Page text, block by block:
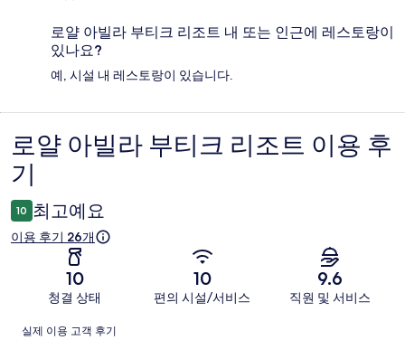
로얄 아빌라 부티크 리조트 내 또는 인근에 레스토랑이
있나요?
예, 시설 내 레스토랑이 있습니다.
이
용
후
기
로얄 아빌라 부티크 리조트 이용 후
기
10 최고예요
이용 후기 26개
10
청결 상태
10
편의 시설/서비스
9.6
직원 및 서비스
이
실제 이용 고객 후기